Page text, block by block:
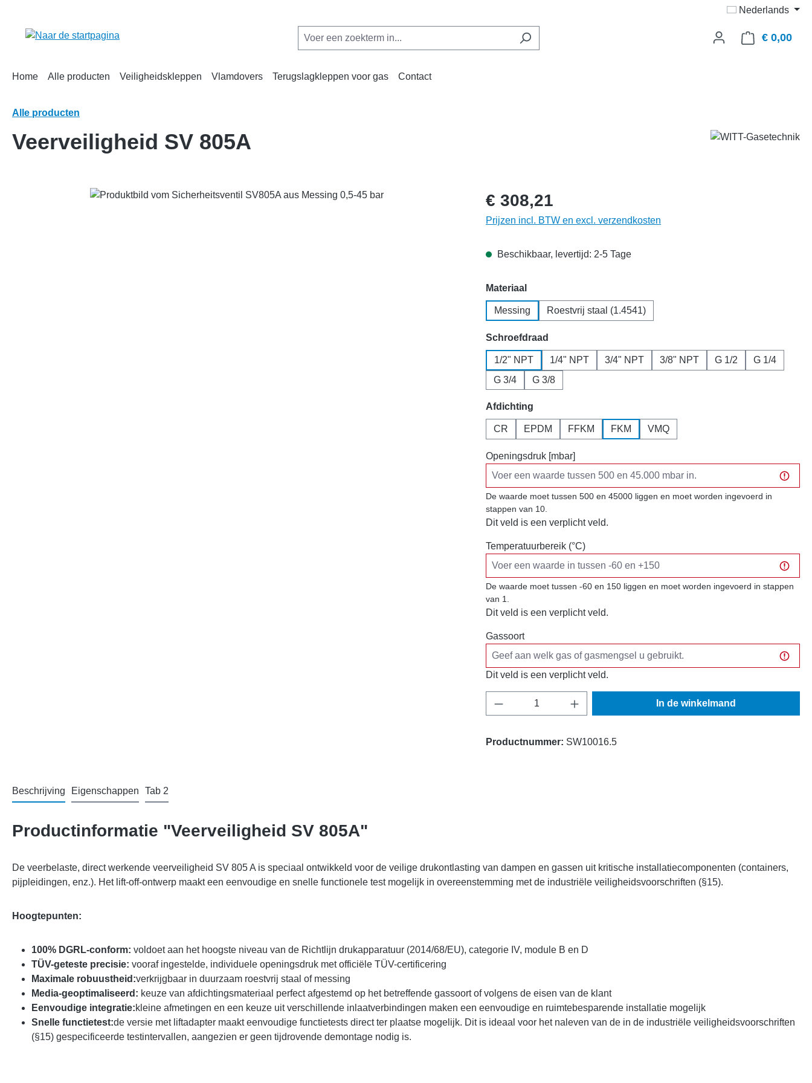
Nederlands
€ 0,00
Home Alle producten Veiligheidskleppen Vlamdovers Terugslagkleppen voor gas Contact
Alle producten
Veerveiligheid SV 805A
Afbeeldingengalerij overslaan € 308,21
Prijzen incl. BTW en excl. verzendkosten
Beschikbaar, levertijd: 2-5 Tage
Selecteer
Materiaal
Messing Roestvrij staal (1.4541)
Selecteer
Schroefdraad
1/2" NPT 1/4" NPT 3/4" NPT 3/8" NPT G 1/2
G 1/4
G 3/4
G 3/8
Selecteer
Afdichting
CR EPDM FFKM FKM VMQ
Openingsdruk [mbar]
De waarde moet tussen 500 en 45000 liggen en moet worden ingevoerd in
stappen van 10.
Dit veld is een verplicht veld.
Temperatuurbereik (°C)
De waarde moet tussen -60 en 150 liggen en moet worden ingevoerd in stappen
van 1.
Dit veld is een verplicht veld.
Gassoort
Dit veld is een verplicht veld.
Producthoeveelheid: Voer de gewenste
In de winkelmand
Productnummer: SW10016.5
Beschrijving Eigenschappen Tab 2
Productinformatie "Veerveiligheid SV 805A"
De veerbelaste, direct werkende veerveiligheid SV 805 A is speciaal ontwikkeld voor de veilige drukontlasting van dampen en gassen uit kritische installatiecomponenten (containers,
pijpleidingen, enz.). Het lift-off-ontwerp maakt een eenvoudige en snelle functionele test mogelijk in overeenstemming met de industriële veiligheidsvoorschriften (§15).
Hoogtepunten:
100% DGRL-conform: voldoet aan het hoogste niveau van de Richtlijn drukapparatuur (2014/68/EU), categorie IV, module B en D
TÜV-geteste precisie: vooraf ingestelde, individuele openingsdruk met officiële TÜV-certificering
Maximale robuustheid:verkrijgbaar in duurzaam roestvrij staal of messing
Media-geoptimaliseerd: keuze van afdichtingsmateriaal perfect afgestemd op het betreffende gassoort of volgens de eisen van de klant
Eenvoudige integratie:kleine afmetingen en een keuze uit verschillende inlaatverbindingen maken een eenvoudige en ruimtebesparende installatie mogelijk
Snelle functietest:de versie met liftadapter maakt eenvoudige functietests direct ter plaatse mogelijk. Dit is ideaal voor het naleven van de in de industriële veiligheidsvoorschriften
(§15) gespecificeerde testintervallen, aangezien er geen tijdrovende demontage nodig is.